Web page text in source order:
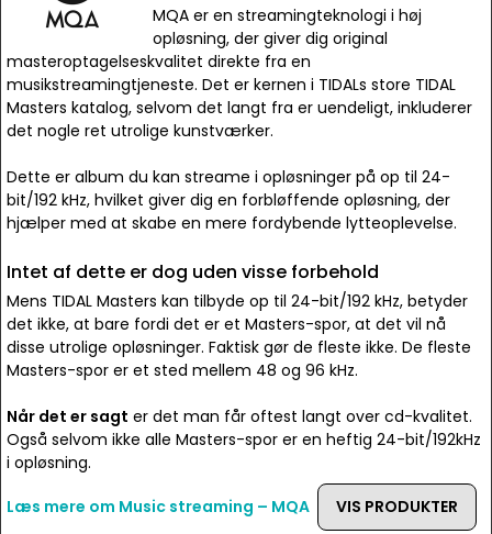
MQA er en streamingteknologi i høj
opløsning, der giver dig original
masteroptagelseskvalitet direkte fra en
musikstreamingtjeneste. Det er kernen i TIDALs store TIDAL
Masters katalog, selvom det langt fra er uendeligt, inkluderer
det nogle ret utrolige kunstværker.
Dette er album du kan streame i opløsninger på op til 24-
bit/192 kHz, hvilket giver dig en forbløffende opløsning, der
hjælper med at skabe en mere fordybende lytteoplevelse.
Intet af dette er dog uden visse forbehold
Mens TIDAL Masters kan tilbyde op til 24-bit/192 kHz, betyder
det ikke, at bare fordi det er et Masters-spor, at det vil nå
disse utrolige opløsninger. Faktisk gør de fleste ikke. De fleste
Masters-spor er et sted mellem 48 og 96 kHz.
Når det er sagt er det man får oftest langt over cd-kvalitet.
Også selvom ikke alle Masters-spor er en heftig 24-bit/192kHz
i opløsning.
Læs mere om Music streaming – MQA
VIS PRODUKTER